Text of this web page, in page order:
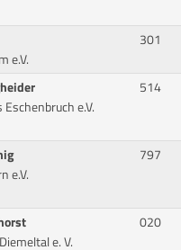
e.V.
301
Eschenbruch e.V.
514
e.V.
797
e. V.
020